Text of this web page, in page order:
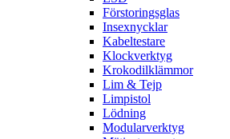
Förstoringsglas
Insexnycklar
Kabeltestare
Klockverktyg
Krokodilklämmor
Lim & Tejp
Limpistol
Lödning
Modularverktyg